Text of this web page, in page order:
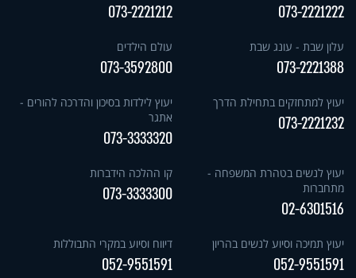
073-2221222
073-2221212
עלון שבת - עונג שבת
073-2221388
עולם הילדים
073-3592800
יעוץ למתחזקים בתחילת הדרך
073-2221232
יעוץ לילדות בסיכון והדרכה להורים -
אתגר
073-3333320
יעוץ לנשים בטהרת המשפחה -
מתחברות
02-6301516
קו ההלכה הידברות
073-3333300
יעוץ תמיכה וסיוע לנשים בהריון
052-9551591
דיווח וסיוע במקרי התבוללות
052-9551591